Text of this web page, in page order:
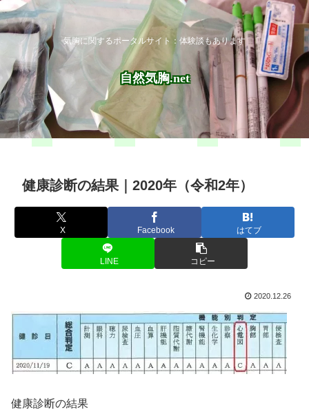
気胸に関するポータルサイト：体験談もあります
自然気胸.net
健康診断の結果｜2020年（令和2年）
X Facebook はてブ
LINE コピー
2020.12.26
健康診断の結果